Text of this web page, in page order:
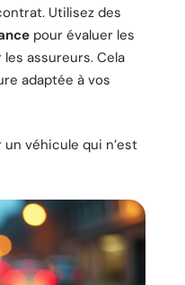
Utilisez des
pour évaluer les
assureurs. Cela
adaptée à vos
véhicule qui n’est